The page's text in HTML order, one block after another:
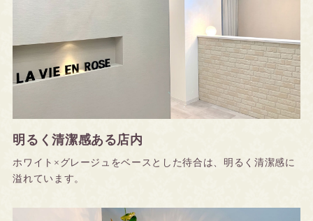
明るく清潔感ある店内
ホワイト×グレージュをベースとした待合は、明るく清潔感に
溢れています。